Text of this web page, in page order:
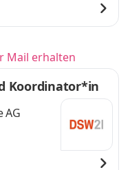
Mail erhalten
Koordinator*in
AG